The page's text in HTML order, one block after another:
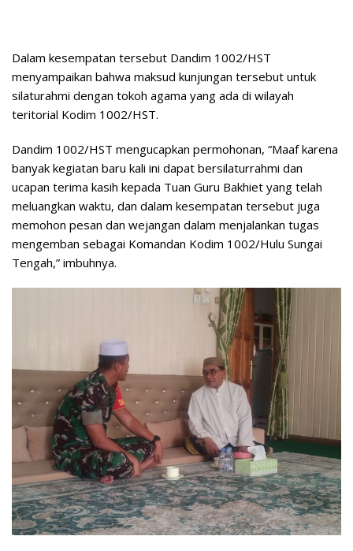
Dalam kesempatan tersebut Dandim 1002/HST
menyampaikan bahwa maksud kunjungan tersebut untuk
silaturahmi dengan tokoh agama yang ada di wilayah
teritorial Kodim 1002/HST.
Dandim 1002/HST mengucapkan permohonan, “Maaf karena
banyak kegiatan baru kali ini dapat bersilaturrahmi dan
ucapan terima kasih kepada Tuan Guru Bakhiet yang telah
meluangkan waktu, dan dalam kesempatan tersebut juga
memohon pesan dan wejangan dalam menjalankan tugas
mengemban sebagai Komandan Kodim 1002/Hulu Sungai
Tengah,” imbuhnya.